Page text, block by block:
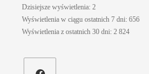
Dzisiejsze wyświetlenia:2
Wyświetlenia w ciągu ostatnich 7 dni:656
Wyświetlenia z ostatnich 30 dni:2 824